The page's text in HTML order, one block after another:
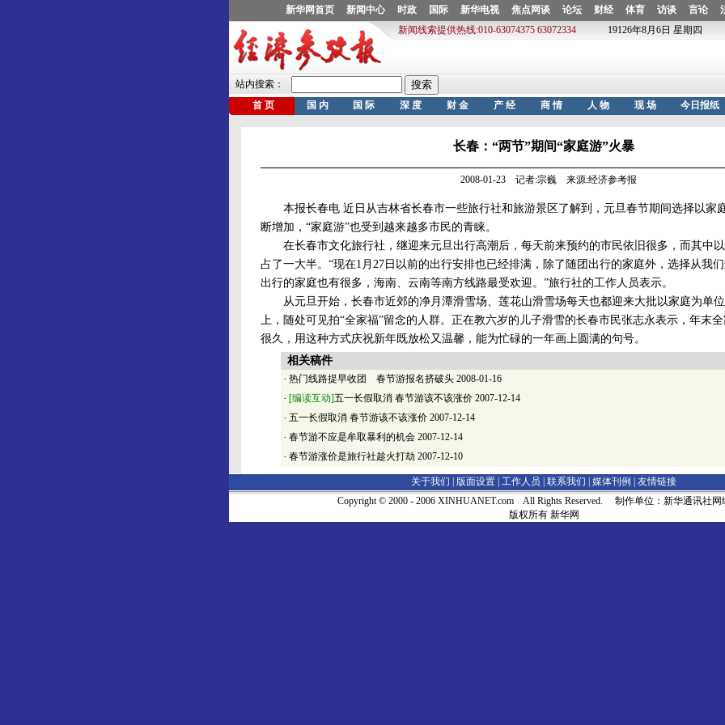
长春：“两节”期间“家庭游”火暴
2008-01-23 记者:宗巍 来源:经济参考报
本报长春电 近日从吉林省长春市一些旅行社和旅游景区了解到，元旦春节期间选择以家
断增加，“家庭游”也受到越来越多市民的青睐。
在长春市文化旅行社，继迎来元旦出行高潮后，每天前来预约的市民依旧很多，而其中以
占了一大半。“现在1月27日以前的出行安排也已经排满，除了随团出行的家庭外，选择从我
出行的家庭也有很多，海南、云南等南方线路最受欢迎。”旅行社的工作人员表示。
从元旦开始，长春市近郊的净月潭滑雪场、莲花山滑雪场每天也都迎来大批以家庭为单
上，随处可见拍“全家福”留念的人群。正在教六岁的儿子滑雪的长春市民张志永表示，年末
很久，用这种方式庆祝新年既放松又温馨，能为忙碌的一年画上圆满的句号。
相关稿件
· 热门线路提早收团 春节游报名挤破头 2008-01-16
· [编读互动]五一长假取消 春节游该不该涨价 2007-12-14
· 五一长假取消 春节游该不该涨价 2007-12-14
· 春节游不应是牟取暴利的机会 2007-12-14
· 春节游涨价是旅行社趁火打劫 2007-12-10
关于我们 | 版面设置 工作人员 联系我们 媒体刊例
友情链接
Copyright © 2000 - 2006 XINHUANET.com All Rights Reserved. 制作单位：新华通讯社网
版权所有 新华网